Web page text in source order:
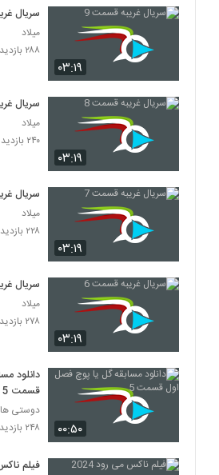
۰۳:۱۹
سریال
میلاد
۲۸۸ بازدید
۰۳:۱۹
سریال
میلاد
۲۴۰ بازدید
۰۳:۱۹
سریال
میلاد
۲۲۸ بازدید
۰۳:۱۹
سریال
میلاد
۲۷۸ بازدید
۰۰:۵۰
دانلود
قسمت 5
دوستی ها
۲۴۸ بازدید
فیلم ناکس